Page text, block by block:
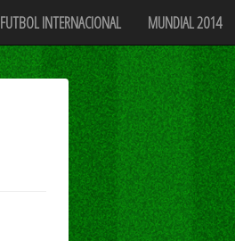
FUTBOL INTERNACIONAL MUNDIAL 2014